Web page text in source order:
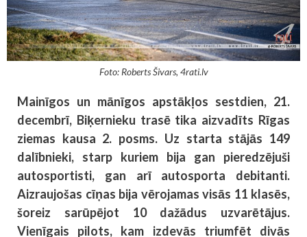
Foto: Roberts Šivars, 4rati.lv
Mainīgos un mānīgos apstākļos sestdien, 21.
decembrī, Biķernieku trasē tika aizvadīts Rīgas
ziemas kausa 2. posms. Uz starta stājās 149
dalībnieki, starp kuriem bija gan pieredzējuši
autosportisti, gan arī autosporta debitanti.
Aizraujošas cīņas bija vērojamas visās 11 klasēs,
šoreiz sarūpējot 10 dažādus uzvarētājus.
Vienīgais pilots, kam izdevās triumfēt divās